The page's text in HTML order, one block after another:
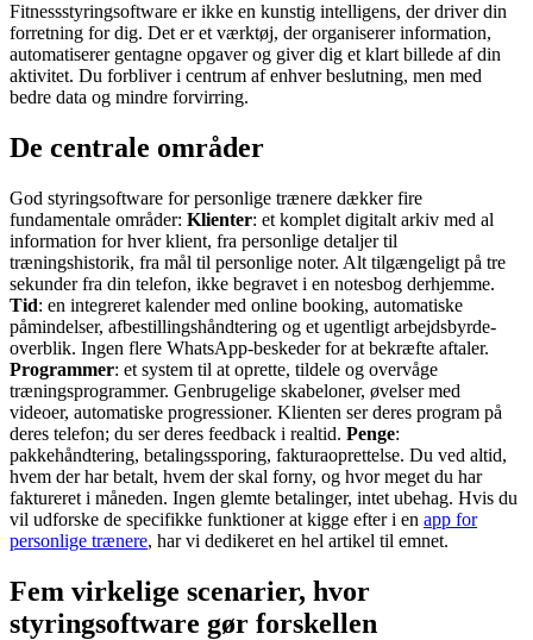
Fitnessstyringsoftware er ikke en kunstig intelligens, der driver din
forretning for dig. Det er et værktøj, der organiserer information,
automatiserer gentagne opgaver og giver dig et klart billede af din
aktivitet. Du forbliver i centrum af enhver beslutning, men med
bedre data og mindre forvirring.
De centrale områder
God styringsoftware for personlige trænere dækker fire
fundamentale områder: Klienter: et komplet digitalt arkiv med al
information for hver klient, fra personlige detaljer til
træningshistorik, fra mål til personlige noter. Alt tilgængeligt på tre
sekunder fra din telefon, ikke begravet i en notesbog derhjemme.
Tid: en integreret kalender med online booking, automatiske
påmindelser, afbestillingshåndtering og et ugentligt arbejdsbyrde-
overblik. Ingen flere WhatsApp-beskeder for at bekræfte aftaler.
Programmer: et system til at oprette, tildele og overvåge
træningsprogrammer. Genbrugelige skabeloner, øvelser med
videoer, automatiske progressioner. Klienten ser deres program på
deres telefon; du ser deres feedback i realtid. Penge:
pakkehåndtering, betalingssporing, fakturaoprettelse. Du ved altid,
hvem der har betalt, hvem der skal forny, og hvor meget du har
faktureret i måneden. Ingen glemte betalinger, intet ubehag. Hvis du
vil udforske de specifikke funktioner at kigge efter i en app for
personlige trænere, har vi dedikeret en hel artikel til emnet.
Fem virkelige scenarier, hvor
styringsoftware gør forskellen